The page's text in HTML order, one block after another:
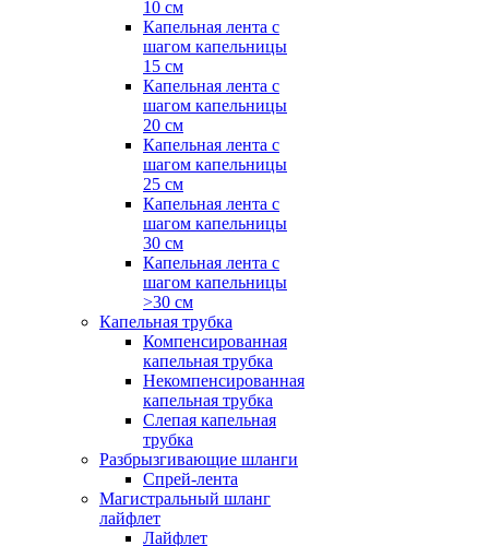
10 см
Капельная лента с
шагом капельницы
15 см
Капельная лента с
шагом капельницы
20 см
Капельная лента с
шагом капельницы
25 см
Капельная лента с
шагом капельницы
30 см
Капельная лента с
шагом капельницы
>30 см
Капельная трубка
Компенсированная
капельная трубка
Некомпенсированная
капельная трубка
Слепая капельная
трубка
Разбрызгивающие шланги
Спрей-лента
Магистральный шланг
лайфлет
Лайфлет